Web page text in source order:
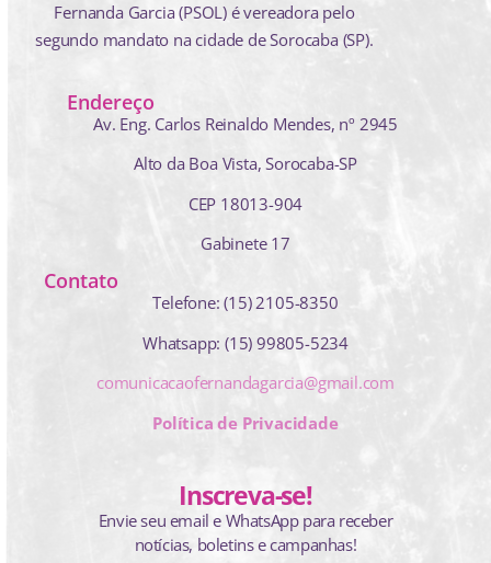
Fernanda Garcia (PSOL) é vereadora pelo
segundo mandato na cidade de Sorocaba (SP).
Endereço
Av. Eng. Carlos Reinaldo Mendes, nº 2945
Alto da Boa Vista, Sorocaba-SP
CEP 18013-904
Gabinete 17
Contato
Telefone: (15) 2105-8350
Whatsapp: (15) 99805-5234
comunicacaofernandagarcia@gmail.com
Política de Privacidade
Inscreva-se!
Envie seu email e WhatsApp para receber
notícias, boletins e campanhas!